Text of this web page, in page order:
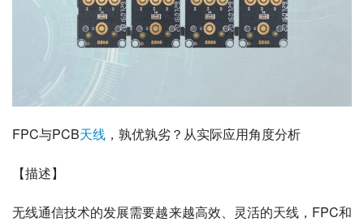
FPC与PCB天线 ，孰优孰劣？从实际应用角度分析
【描述】
无线通信技术的发展需要越来越高效、灵活的天线，FPC和